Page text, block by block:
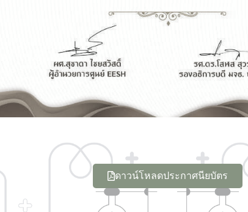
ดาวน์โหลดประกาศนียบัตร